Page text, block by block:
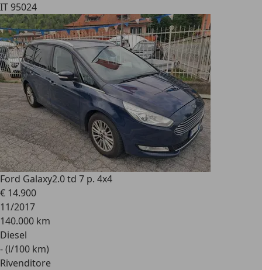
IT 95024
Ford Galaxy2.0 td 7 p. 4x4
€ 14.900
11/2017
140.000 km
Diesel
- (l/100 km)
Rivenditore